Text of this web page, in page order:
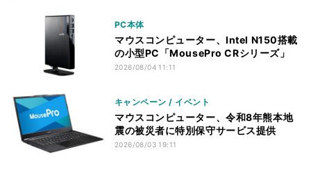
PC本体
マウスコンピューター、Intel N150搭載
の小型PC「MousePro CRシリーズ」
2026/08/04 11:11
キャンペーン / イベント
マウスコンピューター、令和8年熊本地
震の被災者に特別保守サービス提供
2026/08/03 19:11